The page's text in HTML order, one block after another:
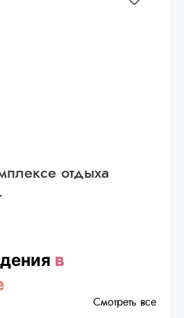
отдыха
в
Смотреть все